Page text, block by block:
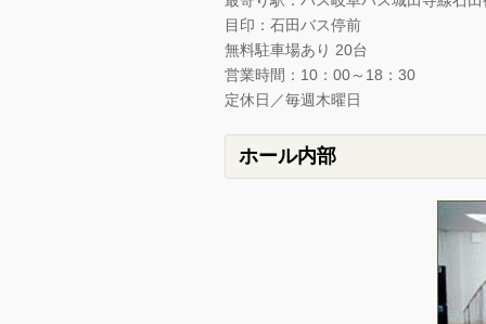
目印：石田バス停前
無料駐車場あり 20台
営業時間：10：00～18：30
定休日／毎週木曜日
ホール内部